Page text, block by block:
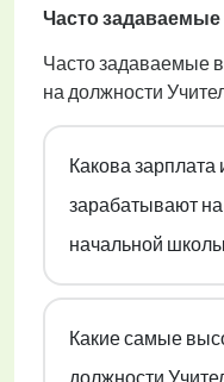
Часто
Часто задаваемые
на должности
Какова зарплата
зарабатывают
начальной
Какие самые